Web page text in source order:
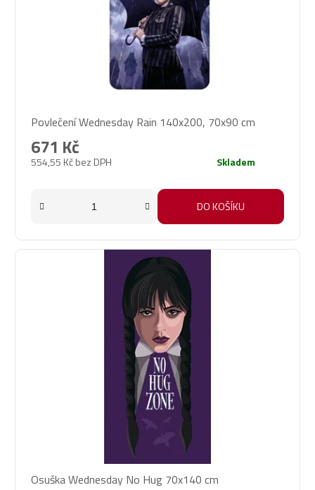
Povlečení Wednesday Rain 140x200, 70x90 cm
554,55 Kč bez DPH
671 Kč
Skladem
DO KOŠÍKU
Osuška Wednesday No Hug 70x140 cm